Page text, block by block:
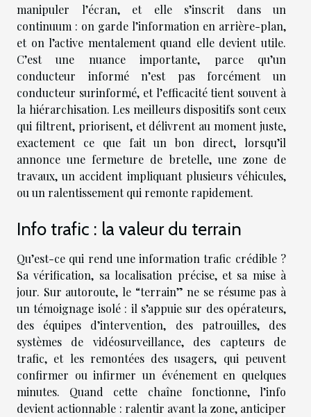
manipuler l’écran, et elle s’inscrit dans un
continuum : on garde l’information en arrière-plan,
et on l’active mentalement quand elle devient utile.
C’est une nuance importante, parce qu’un
conducteur informé n’est pas forcément un
conducteur surinformé, et l’efficacité tient souvent à
la hiérarchisation. Les meilleurs dispositifs sont ceux
qui filtrent, priorisent, et délivrent au moment juste,
exactement ce que fait un bon direct, lorsqu’il
annonce une fermeture de bretelle, une zone de
travaux, un accident impliquant plusieurs véhicules,
ou un ralentissement qui remonte rapidement.
Info trafic : la valeur du terrain
Qu’est-ce qui rend une information trafic crédible ?
Sa vérification, sa localisation précise, et sa mise à
jour. Sur autoroute, le “terrain” ne se résume pas à
un témoignage isolé : il s’appuie sur des opérateurs,
des équipes d’intervention, des patrouilles, des
systèmes de vidéosurveillance, des capteurs de
trafic, et les remontées des usagers, qui peuvent
confirmer ou infirmer un événement en quelques
minutes. Quand cette chaîne fonctionne, l’info
devient actionnable : ralentir avant la zone, anticiper